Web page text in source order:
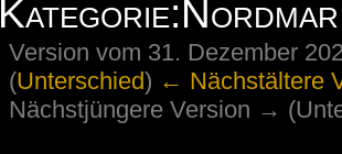
Kategorie:Nordmar
Version vom 31. Dezember
(Unterschied) ← Nächstältere
Nächstjüngere Version →